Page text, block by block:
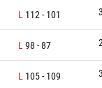
L 112 - 101
L 98 -87
L 105- 109